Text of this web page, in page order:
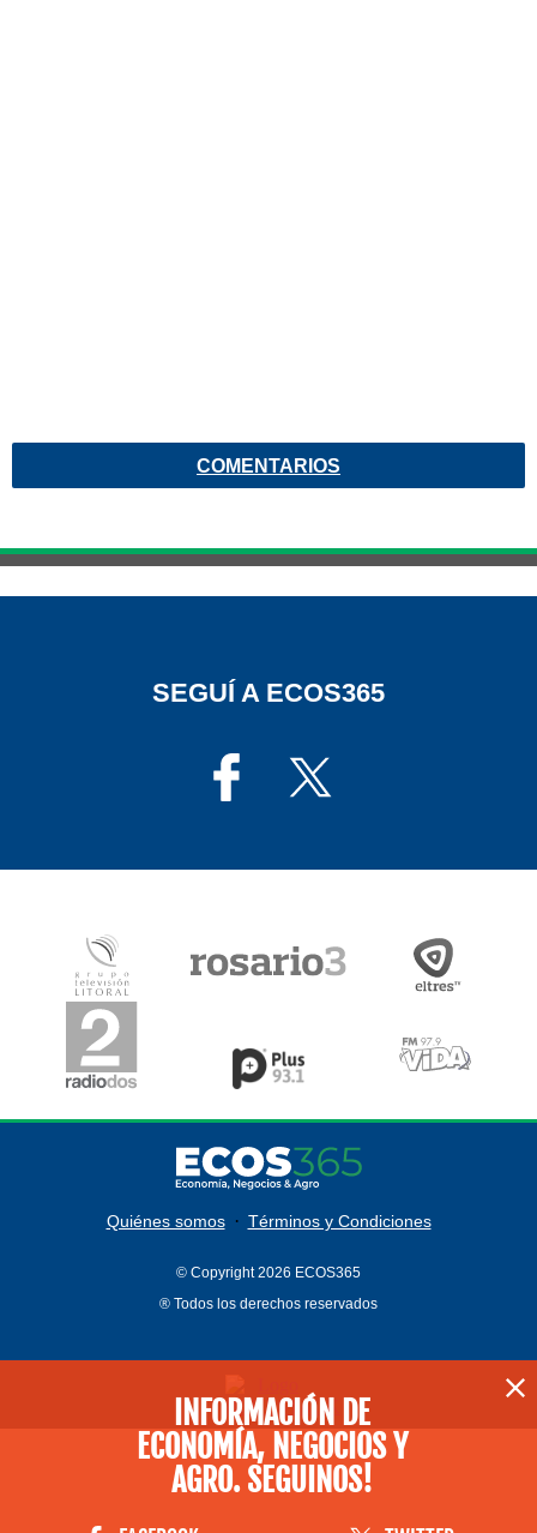
COMENTARIOS
SEGUÍ A ECOS365
Quiénes somos · Términos y Condiciones
© Copyright 2026 ECOS365
® Todos los derechos reservados
INFORMACIÓN DE
ECONOMÍA, NEGOCIOS Y
AGRO. SEGUINOS!